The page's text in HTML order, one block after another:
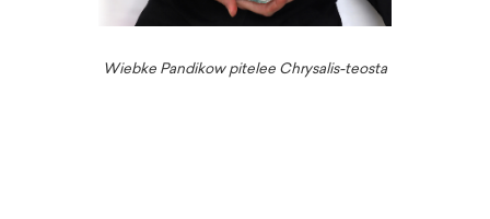
Wiebke Pandikow pitelee Chrysalis-teosta